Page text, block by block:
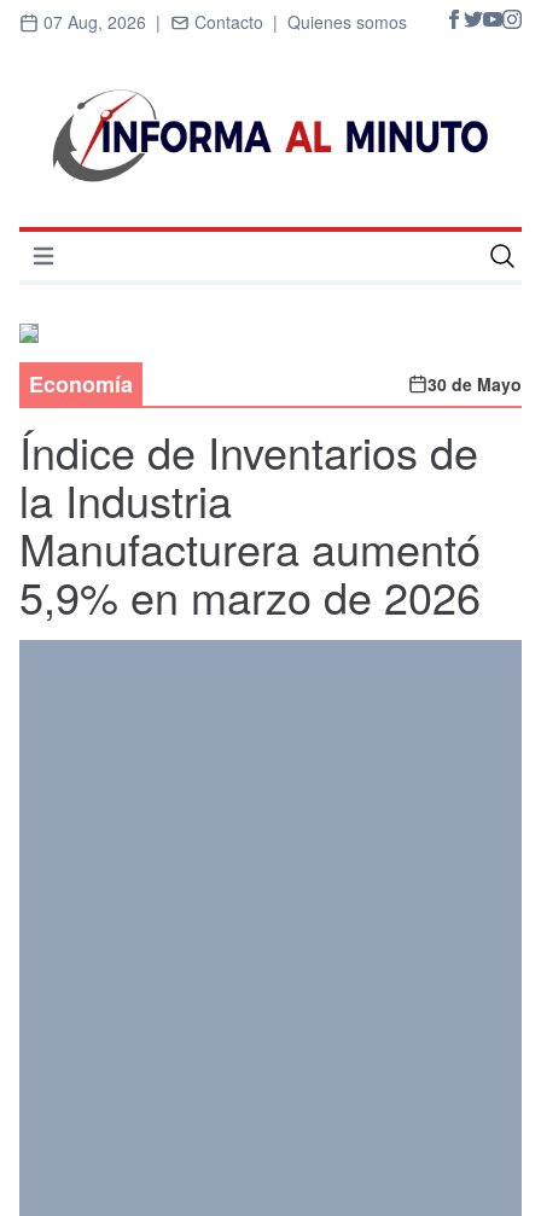
07 Aug, 2026 | Contacto | Quienes somos
Abrir menú
Deportes
Economía
Entrevistas
Nacional
Política
Economía 30 de Mayo
Índice de Inventarios de
la Industria
Manufacturera aumentó
5,9% en marzo de 2026